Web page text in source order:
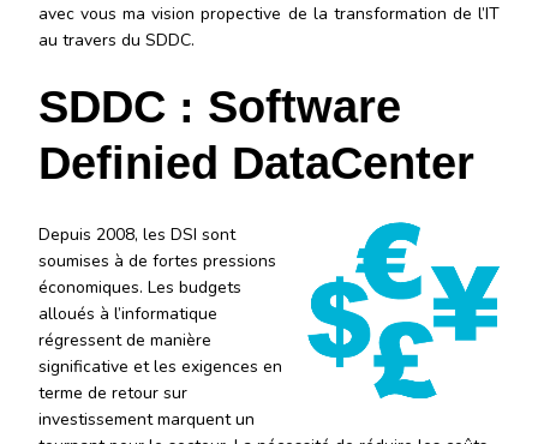
avec vous ma vision propective de la transformation de l’IT
au travers du SDDC.
SDDC : Software
Definied DataCenter
Depuis 2008, les DSI sont
soumises à de fortes pressions
économiques. Les budgets
alloués à l’informatique
régressent de manière
significative et les exigences en
terme de retour sur
investissement marquent un